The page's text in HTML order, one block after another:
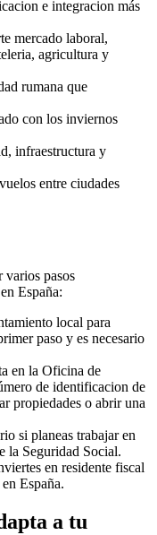
e integracion más
mercado laboral,
agricultura y
rumana que
con los inviernos
infraestructura y
entre ciudades
varios pasos
España:
local para
paso y es necesario
en la Oficina de
de identificacion de
propiedades o abrir una
si planeas trabajar en
la Seguridad Social.
en residente fiscal
España.
a tu